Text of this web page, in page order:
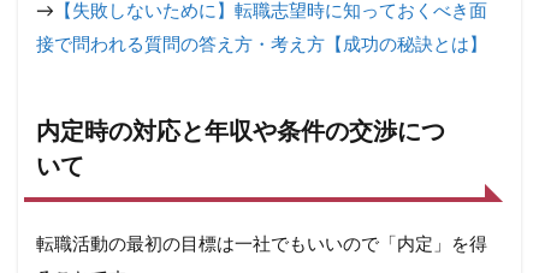
→ 【失敗しないために】転職志望時に知っておくべき面
接で問われる質問の答え方・考え方【成功の秘訣とは】
内定時の対応と年収や条件の交渉につ
いて
転職活動の最初の目標は一社でもいいので「内定」を得